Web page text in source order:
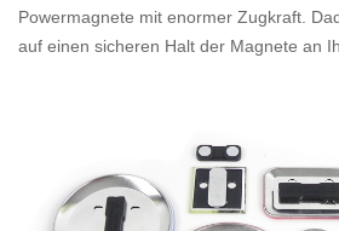
Powermagnete mit enormer Zugkraft.
auf einen sicheren Halt der Magnete an